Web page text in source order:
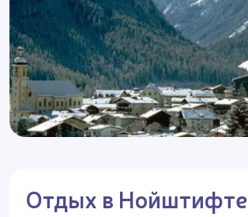
Отдых в Нойштифте